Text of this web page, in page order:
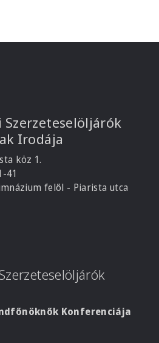
Szerzeteselöljárók
Irodája
köz 1.
41
felől - Piarista utca
Konferenciája